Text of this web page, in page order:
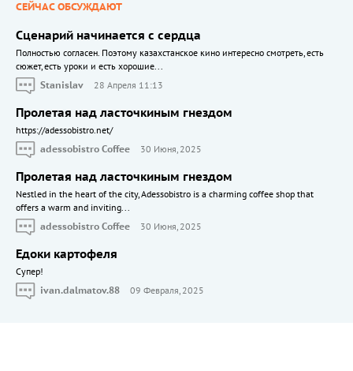
СЕЙЧАС ОБСУЖДАЮТ
Сценарий начинается с сердца
Полностью согласен. Поэтому казахстанское кино интересно смотреть, есть
сюжет, есть уроки и есть хорошие...
Stanislav
28 Апреля 11:13
Пролетая над ласточкиным гнездом
https://adessobistro.net/
adessobistro Coffee
30 Июня, 2025
Пролетая над ласточкиным гнездом
Nestled in the heart of the city, Adessobistro is a charming coffee shop that
offers a warm and inviting...
adessobistro Coffee
30 Июня, 2025
Едоки картофеля
Cупер!
ivan.dalmatov.88
09 Февраля, 2025